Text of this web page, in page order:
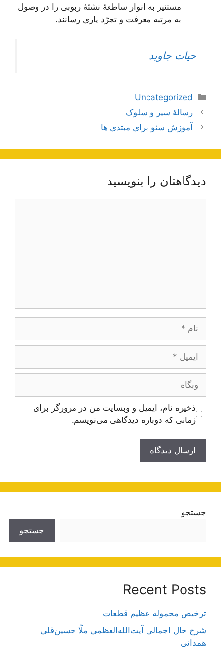
مستنیر به انوار ساطعۀ نشئۀ ربوبی را در وصول
به مرتبه معرفت و تجرّد یاری رسانند.
حیات جاوید
دسته‌ها
Uncategorized
ناوبری
نوشته‌ها
رسالۀ سیر و سلوک
آموزش سئو برای مبتدی ها
دیدگاهتان را بنویسید
ذخیره نام، ایمیل و وبسایت من در مرورگر برای
زمانی که دوباره دیدگاهی می‌نویسم.
جستجو
جستجو
Recent Posts
ترخیص محموله عظیم قطعات
شرح حال اجمالی آیت‌الله‌العظمی ملّا حسین‌قلی
همدانی